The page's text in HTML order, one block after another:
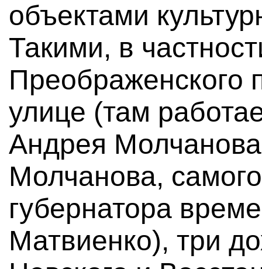
объектами
Такими, в
Преображенского
улице (там
Андрея
Молчанова,
губернатора
Матвиенко), три